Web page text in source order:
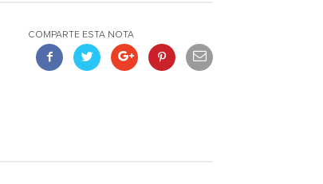
COMPARTE ESTA NOTA